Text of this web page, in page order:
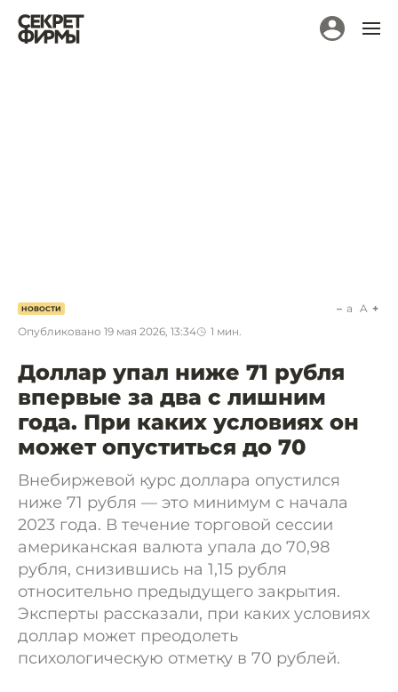
НОВОСТИ
Опубликовано 19 мая 2026, 13:34 1 мин.
a A
Доллар упал ниже 71 рубля
впервые за два с лишним
года. При каких условиях он
может опуститься до 70
Внебиржевой курс доллара опустился
ниже 71 рубля — это минимум с начала
2023 года. В течение торговой сессии
американская валюта упала до 70,98
рубля, снизившись на 1,15 рубля
относительно предыдущего закрытия.
Эксперты рассказали, при каких условиях
доллар может преодолеть
психологическую отметку в 70 рублей.